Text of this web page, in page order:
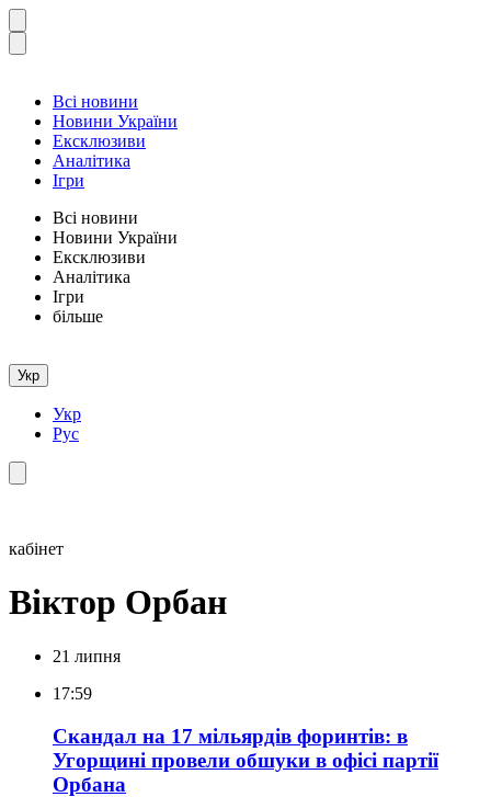
Всі новини
Новини України
Ексклюзиви
Аналітика
Ігри
Всі новини
Новини України
Ексклюзиви
Аналітика
Ігри
більше
Укр
Укр
Рус
кабінет
Віктор Орбан
21 липня
17:59
Скандал на 17 мільярдів форинтів: в
Угорщині провели обшуки в офісі партії
Орбана